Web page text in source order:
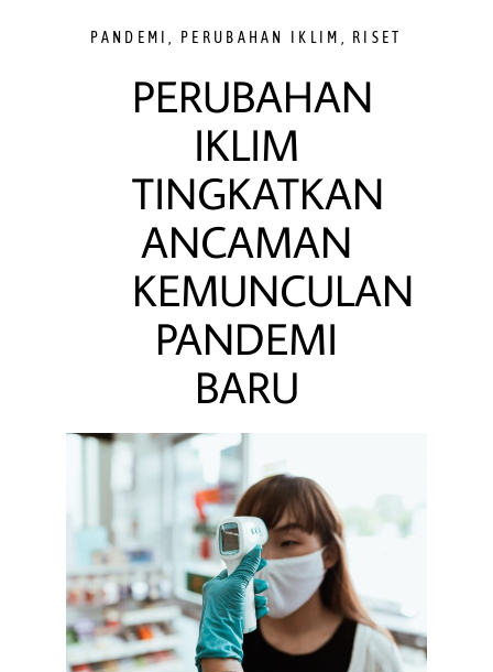
PANDEMI PERUBAHAN IKLIM RISET
PERUBAHAN
IKLIM
TINGKATKAN
ANCAMAN
KEMUNCULAN
PANDEMI
BARU